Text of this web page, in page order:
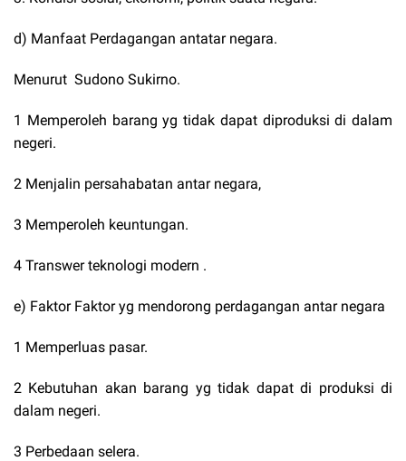
d) Manfaat Perdagangan antatar negara.
Menurut Sudono Sukirno.
1 Memperoleh barang yg tidak dapat diproduksi di dalam
negeri.
2 Menjalin persahabatan antar negara,
3 Memperoleh keuntungan.
4 Transwer teknologi modern .
e) Faktor Faktor yg mendorong perdagangan antar negara
1 Memperluas pasar.
2 Kebutuhan akan barang yg tidak dapat di produksi di
dalam negeri.
3 Perbedaan selera.